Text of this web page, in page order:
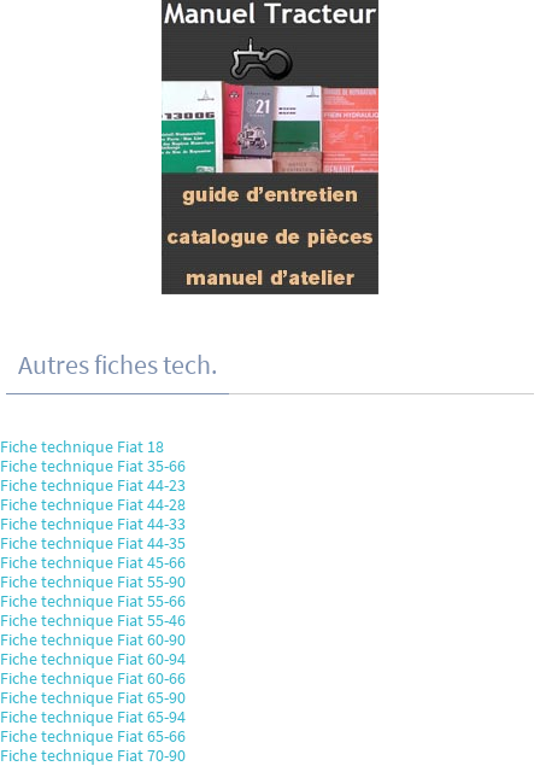
Autres fiches tech.
Fiche technique Fiat 18
Fiche technique Fiat 35-66
Fiche technique Fiat 44-23
Fiche technique Fiat 44-28
Fiche technique Fiat 44-33
Fiche technique Fiat 44-35
Fiche technique Fiat 45-66
Fiche technique Fiat 55-90
Fiche technique Fiat 55-66
Fiche technique Fiat 55-46
Fiche technique Fiat 60-90
Fiche technique Fiat 60-94
Fiche technique Fiat 60-66
Fiche technique Fiat 65-90
Fiche technique Fiat 65-94
Fiche technique Fiat 65-66
Fiche technique Fiat 70-90